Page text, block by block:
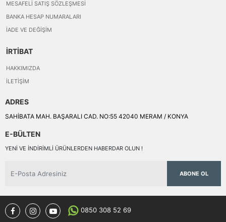
MESAFELI SATIŞ SÖZLEŞMESI
BANKA HESAP NUMARALARI
İADE VE DEĞIŞIM
İRTİBAT
HAKKIMIZDA
İLETIŞIM
ADRES
SAHİBATA MAH. BAŞARALI CAD. NO:55 42040 MERAM / KONYA
E-BÜLTEN
YENI VE INDIRIMLI ÜRÜNLERDEN HABERDAR OLUN !
ABONE OL
0850 308 52 69